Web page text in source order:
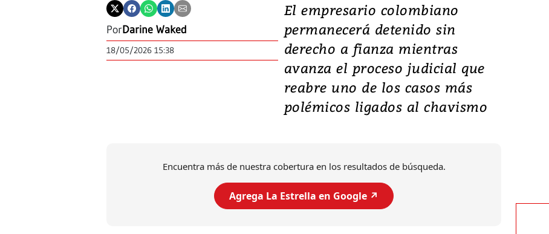
PorDarine Waked
18/05/2026 15:38
El empresario colombiano
permanecerá detenido sin
derecho a fianza mientras
avanza el proceso judicial que
reabre uno de los casos más
polémicos ligados al chavismo
Encuentra más de nuestra cobertura en los resultados de búsqueda.
Agrega La Estrella en Google ↗️